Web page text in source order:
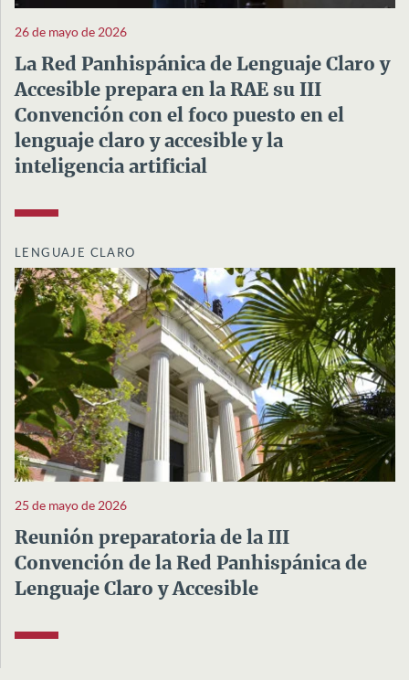
26 de mayo de 2026
La Red Panhispánica de Lenguaje Claro y
Accesible prepara en la RAE su III
Convención con el foco puesto en el
lenguaje claro y accesible y la
inteligencia artificial
LENGUAJE CLARO
25 de mayo de 2026
Reunión preparatoria de la III
Convención de la Red Panhispánica de
Lenguaje Claro y Accesible